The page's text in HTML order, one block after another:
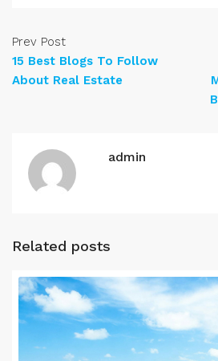
Prev Post
15 Best Blogs To Follow
About Real Estate
admin
Related posts